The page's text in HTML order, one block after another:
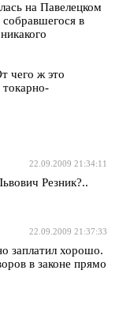
на Павелецком
собравшегося в
чего ж это
токарно-
22.09.2009 21:34:11
Резник?..
22.09.2009 21:37:33
заплатил хорошо.
в законе прямо